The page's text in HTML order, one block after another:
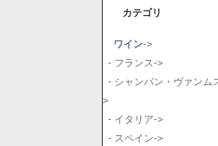
カテゴリ
ワイン->
- フランス->
- シャンパン・ヴァンム
>
- イタリア->
- スペイン->